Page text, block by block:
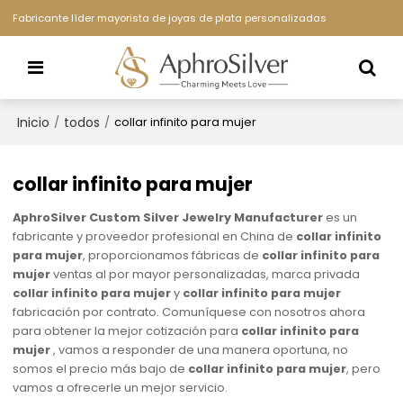
Fabricante líder mayorista de joyas de plata personalizadas
Inicio / todos / collar infinito para mujer
collar infinito para mujer
AphroSilver Custom Silver Jewelry Manufactureres un
fabricante y proveedor profesional en China de collar infinito
para mujer, proporcionamos fábricas de collar infinito para
mujerventas al por mayor personalizadas, marca privada
collar infinito para mujery collar infinito para mujer
fabricación por contrato. Comuníquese con nosotros ahora
para obtener la mejor cotización para collar infinito para
mujer, vamos a responder de una manera oportuna, no
somos el precio más bajo de collar infinito para mujer, pero
vamos a ofrecerle un mejor servicio.